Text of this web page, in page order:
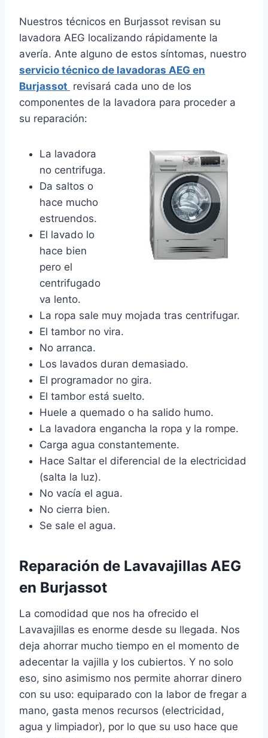
Nuestros técnicos en Burjassot revisan su
lavadora AEG localizando rápidamente la
avería. Ante alguno de estos síntomas, nuestro
servicio técnico de lavadoras AEG en
Burjassot revisará cada uno de los
componentes de la lavadora para proceder a
su reparación:
La lavadora
no centrifuga.
Da saltos o
hace mucho
estruendos.
El lavado lo
hace bien
pero el
centrifugado
va lento.
La ropa sale muy mojada tras centrifugar.
El tambor no vira.
No arranca.
Los lavados duran demasiado.
El programador no gira.
El tambor está suelto.
Huele a quemado o ha salido humo.
La lavadora engancha la ropa y la rompe.
Carga agua constantemente.
Hace Saltar el diferencial de la electricidad
(salta la luz).
No vacía el agua.
No cierra bien.
Se sale el agua.
Reparación de Lavavajillas AEG
en Burjassot
La comodidad que nos ha ofrecido el
Lavavajillas es enorme desde su llegada. Nos
deja ahorrar mucho tiempo en el momento de
adecentar la vajilla y los cubiertos. Y no solo
eso, sino asimismo nos permite ahorrar dinero
con su uso: equiparado con la labor de fregar a
mano, gasta menos recursos (electricidad,
agua y limpiador), por lo que su uso hace que